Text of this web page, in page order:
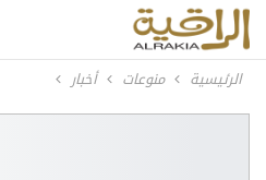
الرئيسية منوعات أخبار